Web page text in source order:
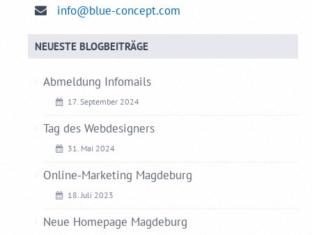
info@blue-concept.com
NEUESTE BLOGBEITRÄGE
Abmeldung Infomails
17. September 2024
Tag des Webdesigners
31. Mai 2024
Online-Marketing Magdeburg
18. Juli 2023
Neue Homepage Magdeburg